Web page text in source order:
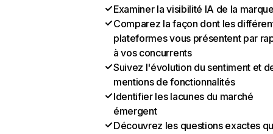
Examiner la visibilité IA de la
Comparez la façon dont les
plateformes vous présentent par
à vos concurrents
Suivez l'évolution du sentiment et
mentions de fonctionnalités
Identifier les lacunes du marché
émergent
Découvrez les questions exactes